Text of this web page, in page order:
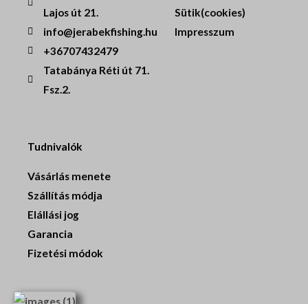
Lajos út 21.
info@jerabekfishing.hu
+36707432479
Tatabánya Réti út 71.
Fsz.2.
Sütik(cookies)
Impresszum
Tudnivalók
Vásárlás menete
Szállítás módja
Elállási jog
Garancia
Fizetési módok